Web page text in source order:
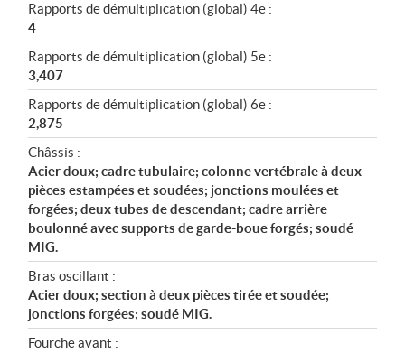
Rapports de démultiplication (global) 4e :
4
Rapports de démultiplication (global) 5e :
3,407
Rapports de démultiplication (global) 6e :
2,875
Châssis :
Acier doux; cadre tubulaire; colonne vertébrale à deux
pièces estampées et soudées; jonctions moulées et
forgées; deux tubes de descendant; cadre arrière
boulonné avec supports de garde-boue forgés; soudé
MIG.
Bras oscillant :
Acier doux; section à deux pièces tirée et soudée;
jonctions forgées; soudé MIG.
Fourche avant :